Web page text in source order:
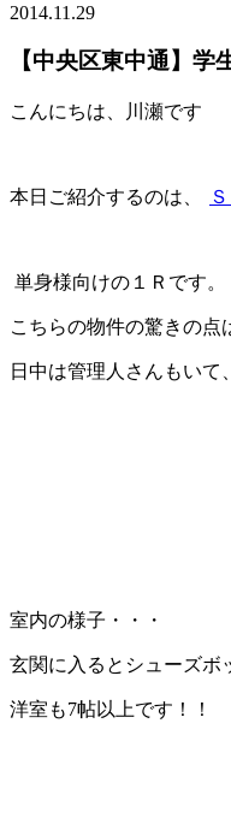
2014.11.29
【中央区東中通】学
こんにちは、川瀬です
本日ご紹介するのは、
単身様向けの１Ｒです。
こちらの物件の驚きの点
日中は管理人さんもいて
室内の様子・・・
玄関に入るとシューズボ
洋室も7帖以上です！！